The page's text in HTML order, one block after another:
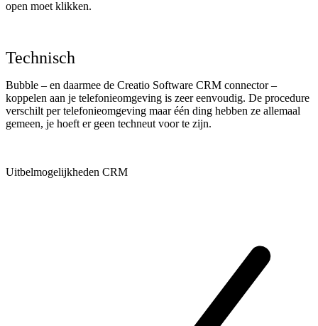
open moet klikken.
Technisch
Bubble – en daarmee de Creatio Software CRM connector –
koppelen aan je telefonieomgeving is zeer eenvoudig. De procedure
verschilt per telefonieomgeving maar één ding hebben ze allemaal
gemeen, je hoeft er geen techneut voor te zijn.
Uitbelmogelijkheden CRM